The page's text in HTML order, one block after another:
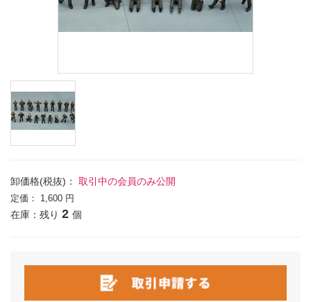
卸価格(税抜)： 取引中の会員のみ公開
定価： 1,600 円
在庫：残り 2 個